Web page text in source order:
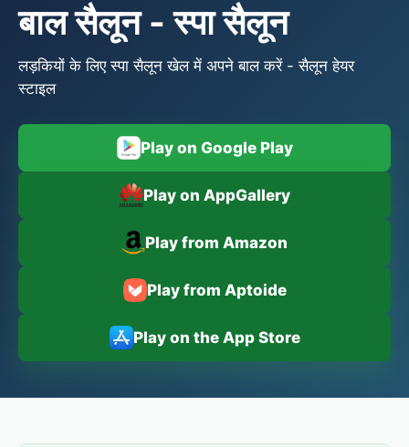
बाल सैलून - स्पा सैलून
लड़कियों के लिए स्पा सैलून खेल में अपने बाल करें - सैलून हेयर
स्टाइल
Play on Google Play
Play on AppGallery
Play from Amazon
Play from Aptoide
Play on the App Store